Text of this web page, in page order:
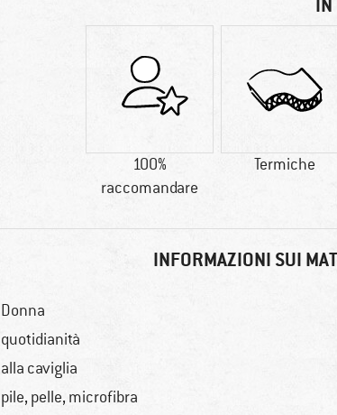
IN
100%
raccomandare
Termiche
INFORMAZIONI SUI
Donna
quotidianità
alla caviglia
pile, pelle, microfibra